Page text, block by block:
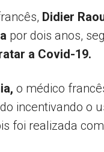
Didier
por dois anos,
a Covid-19.
o médico
incentivando o
foi realizada